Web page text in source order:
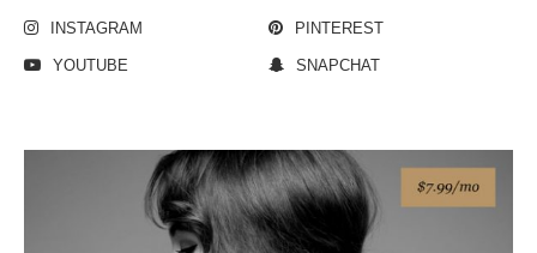
INSTAGRAM PINTEREST
YOUTUBE SNAPCHAT